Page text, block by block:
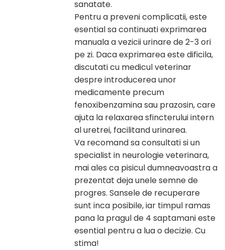
sanatate.
Pentru a preveni complicatii, este
esential sa continuati exprimarea
manuala a vezicii urinare de 2-3 ori
pe zi. Daca exprimarea este dificila,
discutati cu medicul veterinar
despre introducerea unor
medicamente precum
fenoxibenzamina sau prazosin, care
ajuta la relaxarea sfincterului intern
al uretrei, facilitand urinarea.
Va recomand sa consultati si un
specialist in neurologie veterinara,
mai ales ca pisicul dumneavoastra a
prezentat deja unele semne de
progres. Sansele de recuperare
sunt inca posibile, iar timpul ramas
pana la pragul de 4 saptamani este
esential pentru a lua o decizie. Cu
stima!